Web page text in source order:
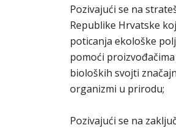
Pozivajući se na
Republike Hrvatske
poticanja ekološke
pomoći
bioloških svojti
organizmi u prirodu;
Pozivajući se na